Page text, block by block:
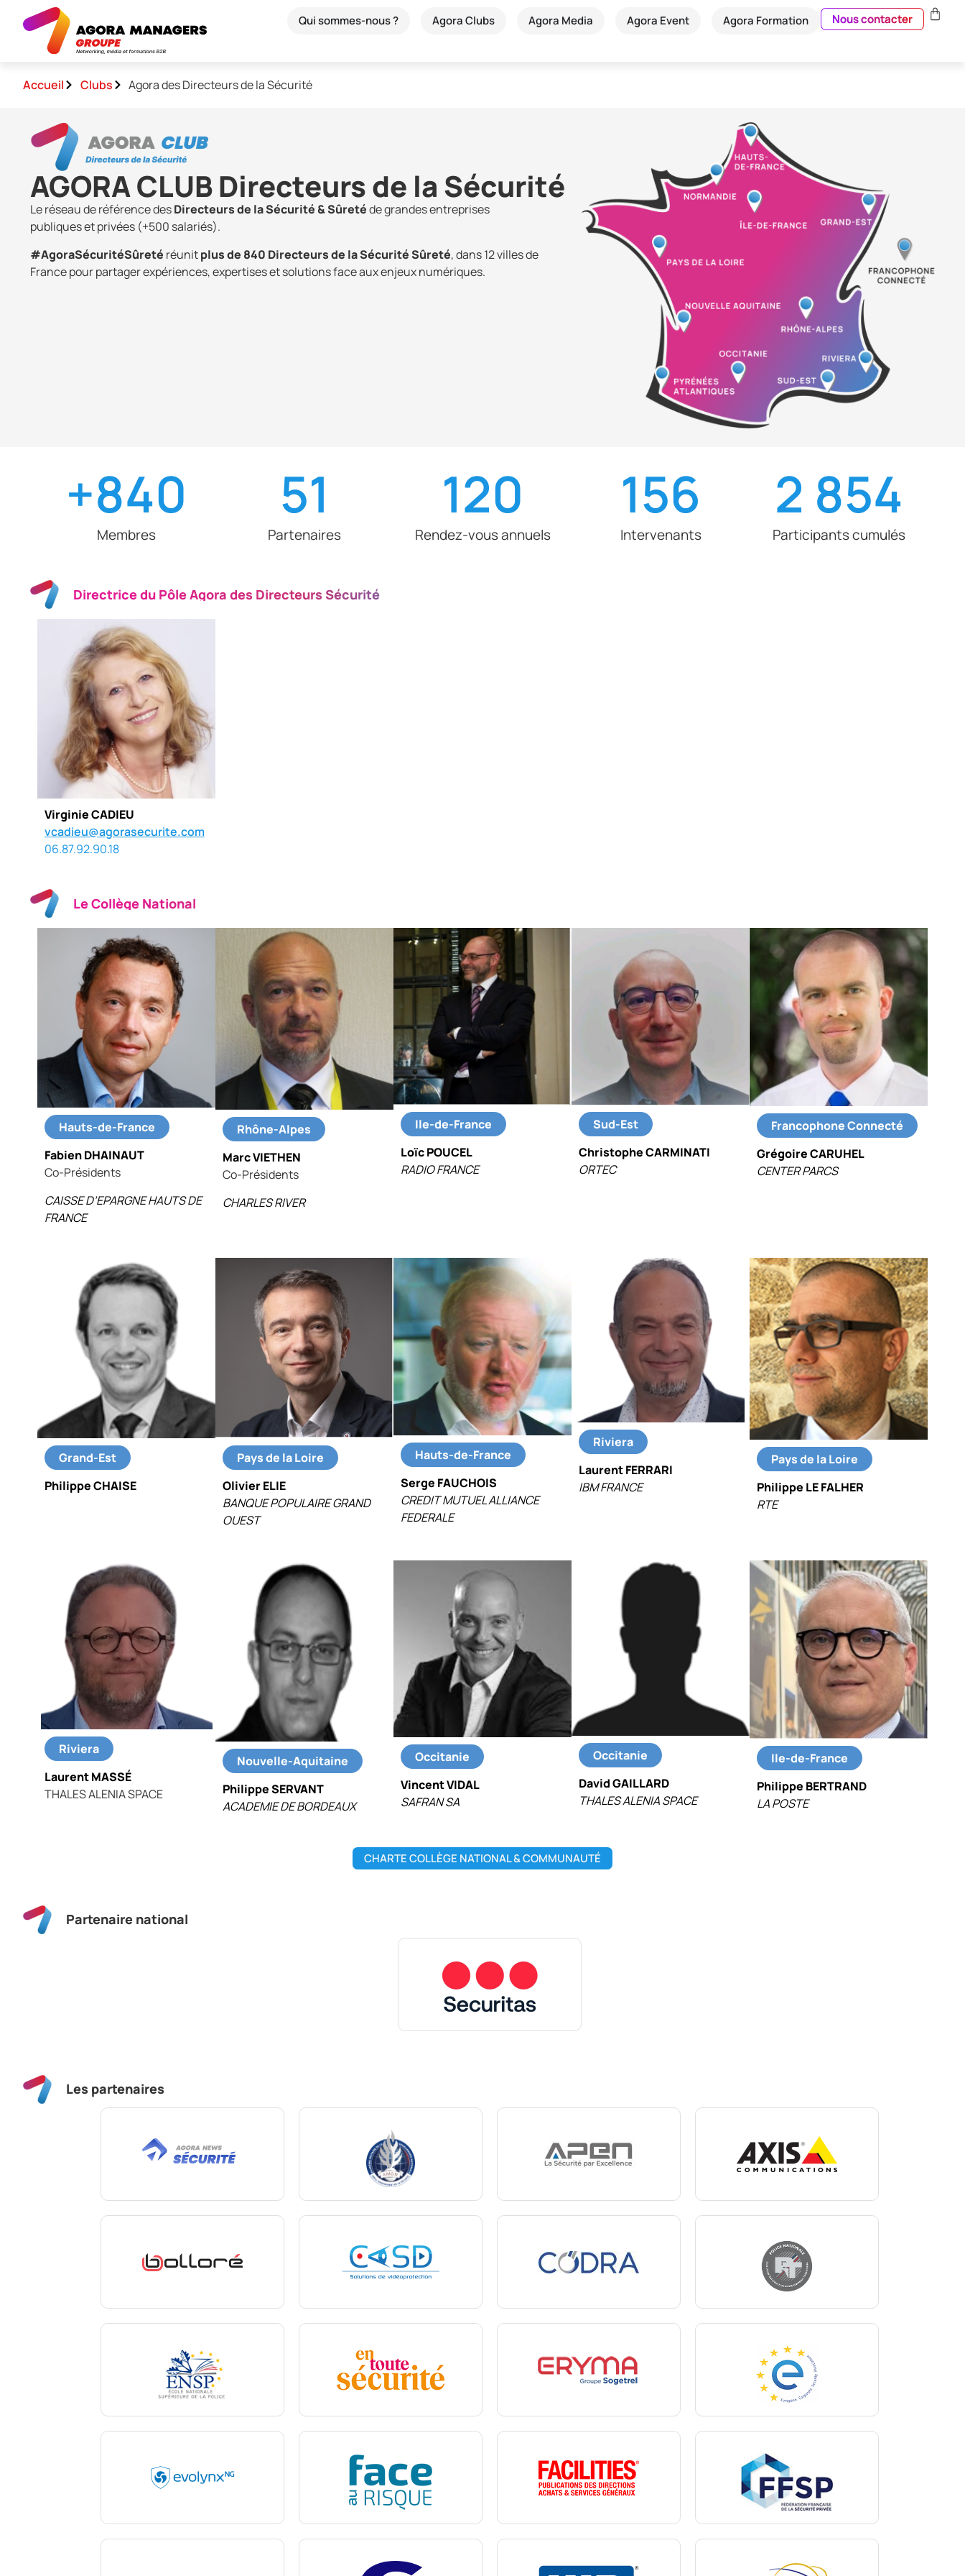
Qui sommes-nous ? Agora Clubs Agora Media Agora Event Agora Formation Nous contacter
Accueil Clubs Agora des Directeurs de la Sécurité
AGORA CLUB Directeurs de la Sécurité
Le réseau de référence desDirecteurs de la Sécurité & Sûretéde grandes entreprises
publiques et privées (+500 salariés).
#AgoraSécuritéSûreté réunitplus de 840 Directeurs de la Sécurité Sûreté, dans 12 villes de
France pour partager expériences, expertises et solutions face aux enjeux numériques.
Membres
+840
Partenaires
51
Rendez-vous annuels
120
Intervenants
156
Participants cumulés
2 854
Directrice du Pôle Agora des Directeurs Sécurité
Virginie CADIEU
vcadieu@agorasecurite.com
06.87.92.90.18
Le Collège National
Hauts-de-France
Fabien DHAINAUT
Co-Présidents
CAISSE D’EPARGNE HAUTS DE
FRANCE
Rhône-Alpes
Marc VIETHEN
Co-Présidents
CHARLES RIVER
Ile-de-France
Loïc POUCEL
RADIO FRANCE
Sud-Est
Christophe CARMINATI
ORTEC
Francophone Connecté
Grégoire CARUHEL
CENTER PARCS
Grand-Est
Philippe CHAISE
Pays de la Loire
Olivier ELIE
BANQUE POPULAIRE GRAND
OUEST
Hauts-de-France
Serge FAUCHOIS
CREDIT MUTUEL ALLIANCE
FEDERALE
Riviera
Laurent FERRARI
IBM FRANCE
Pays de la Loire
Philippe LE FALHER
RTE
Riviera
Laurent MASSÉ
THALES ALENIA SPACE
Nouvelle-Aquitaine
Philippe SERVANT
ACADEMIE DE BORDEAUX
Occitanie
Vincent VIDAL
SAFRAN SA
Occitanie
David GAILLARD
THALES ALENIA SPACE
Ile-de-France
Philippe BERTRAND
LA POSTE
CHARTE COLLÈGE NATIONAL & COMMUNAUTÉ
Partenaire national
Les partenaires